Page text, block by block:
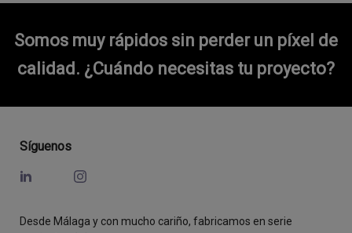
Somos muy rápidos sin perder un píxel de
calidad. ¿Cuándo necesitas tu proyecto?
Síguenos
Desde Málaga y con mucho cariño, fabricamos en serie